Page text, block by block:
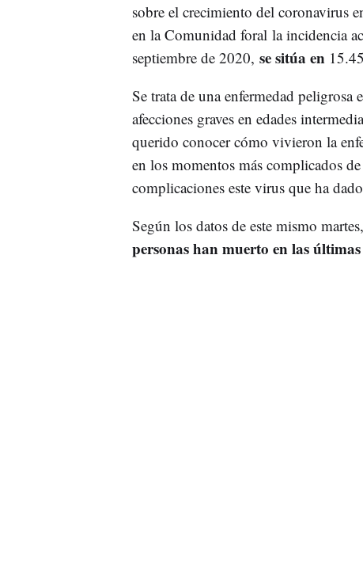
sobre el crecimiento del coronavirus
en la Comunidad foral la incidencia
septiembre de 2020, se sitúa en
Se trata de una enfermedad peligrosa
afecciones graves en edades
querido conocer cómo vivieron la
en los momentos más complicados
complicaciones este virus que ha
Según los datos de este mismo
personas han muerto en las